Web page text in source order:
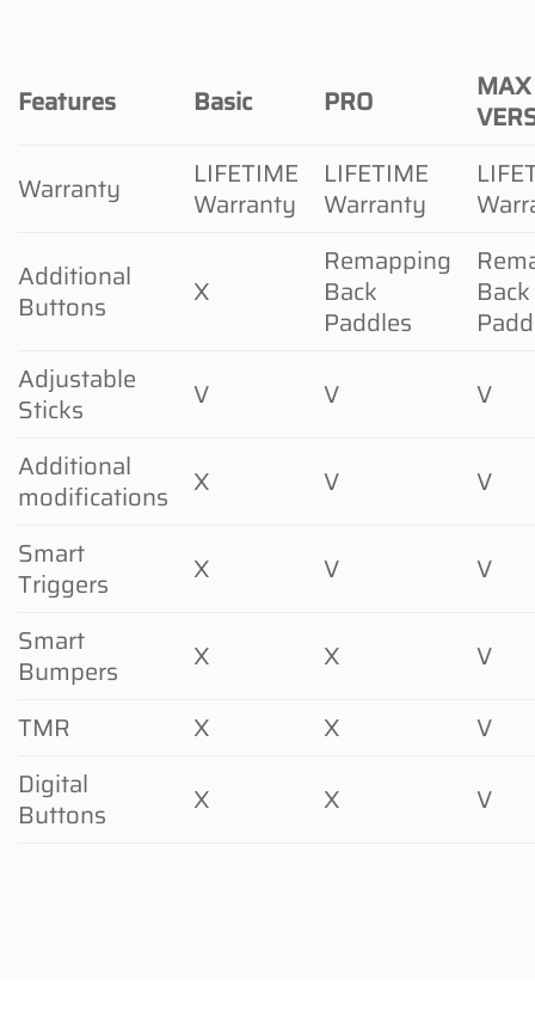
Features Basic PRO
MAX
Warranty
LIFETIME
Warranty
LIFETIME
Warranty
Additional
Buttons
X
Remapping
Back
Paddles
Back
Adjustable
Sticks
V V
V
Additional
modifications
X V
V
Smart
Triggers
X V
V
Smart
Bumpers
X X
V
TMR
X X
V
Digital
Buttons
X X V